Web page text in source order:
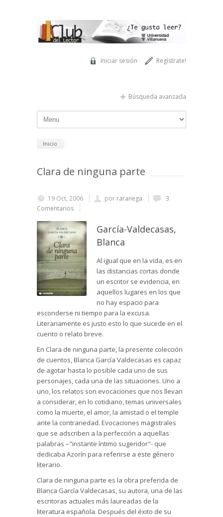
Regístrate!
Iniciar sesión
Búsqueda avanzada
Inicio
Clara de ninguna parte
19 Oct, 2006 por raranega
3
Comentarios
García-Valdecasas,
Blanca
Al igual que en la vida, es en
las distancias cortas donde
un escritor se evidencia, en
aquellos lugares en los que
no hay espacio para
esconderse ni tiempo para la excusa.
Literariamente es justo esto lo que sucede en el
cuento o relato breve.
En Clara de ninguna parte, la presente colección
de cuentos, Blanca García Valdecasas es capaz
de agotar hasta lo posible cada uno de sus
personajes, cada una de las situaciones. Uno a
uno, los relatos son evocaciones que nos llevan
a considerar, en lo cotidiano, temas universales
como la muerte, el amor, la amistad o el temple
ante la contrariedad. Evocaciones magistrales
que se adscriben a la perfección a aquellas
palabras –"instante íntimo sugeridor"- que
dedicaba Azorín para referirse a este género
literario.
Clara de ninguna parte es la obra preferida de
Blanca García Valdecasas, su autora, una de las
escritoras actuales más laureadas de la
literatura española. Después del éxito de su